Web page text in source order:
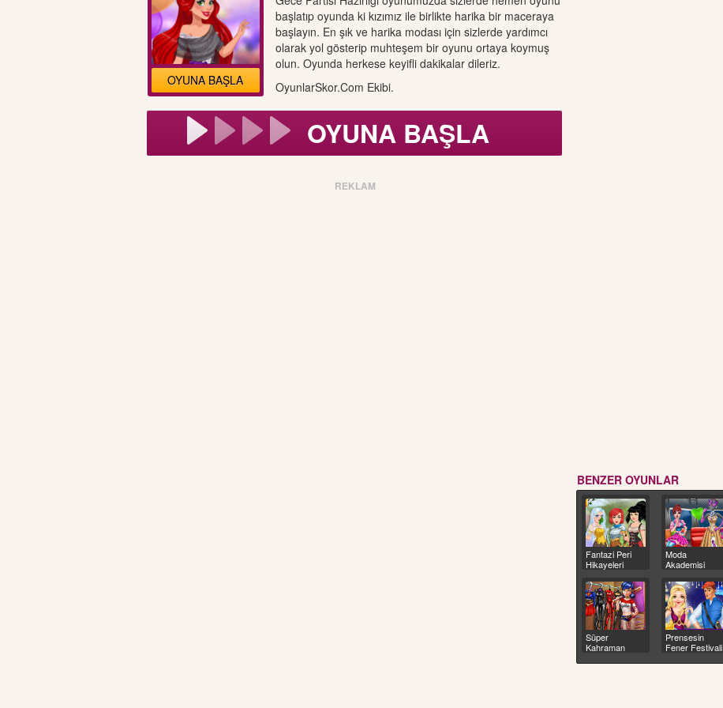
OYUNA BAŞLA
başlatıp oyunda ki kızımız ile birlikte harika bir maceraya
başlayın. En şık ve harika modası için sizlerde yardımcı
olarak yol gösterip muhteşem bir oyunu ortaya koymuş
olun. Oyunda herkese keyifli dakikalar dileriz.
OyunlarSkor.Com Ekibi.
OYUNA BAŞLA
REKLAM
BENZER OYUNLAR
Fantazi Peri
Hikayeleri
Moda
Akademisi
Süper
Kahraman
Prensesin
Fener Festivali